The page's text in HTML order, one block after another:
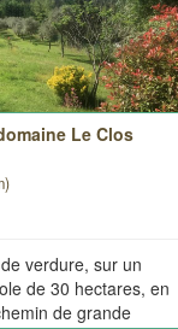
Le Clos
verdure, sur un
de 30 hectares, en
de grande